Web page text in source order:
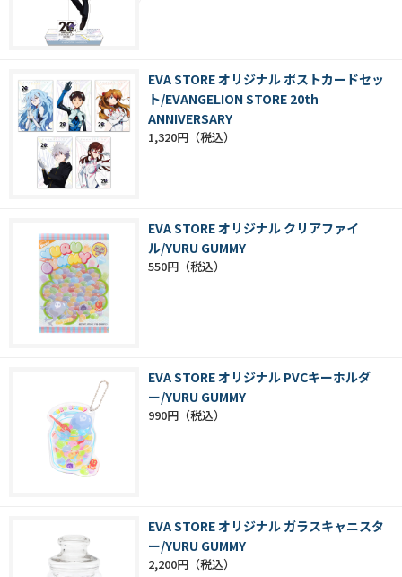
EVA STORE オリジナル ポストカードセッ
ト/EVANGELION STORE 20th
ANNIVERSARY
1,320円
EVA STORE オリジナル クリアファイ
ル/YURU GUMMY
550円
EVA STORE オリジナル PVCキーホルダ
ー/YURU GUMMY
990円
EVA STORE オリジナル ガラスキャニスタ
ー/YURU GUMMY
2,200円